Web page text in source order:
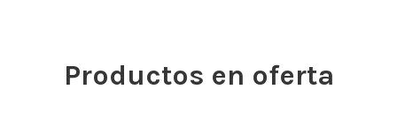
Productos en oferta